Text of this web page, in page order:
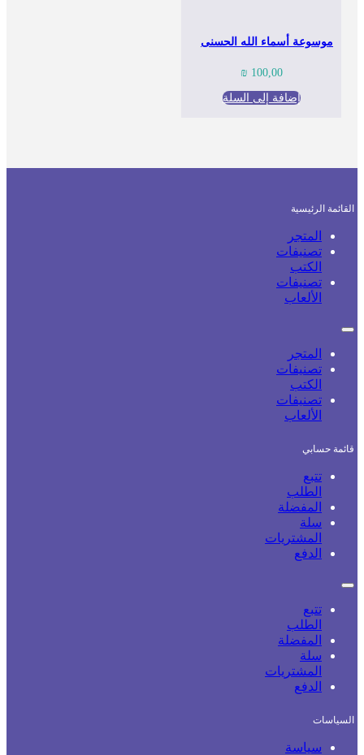
موسوعة أسماء الله الحسنى
100,00
₪
إضافة إلى السلة
القائمة الرئيسية
المتجر
تصنيفات
الكتب
تصنيفات
الألعاب
المتجر
تصنيفات
الكتب
تصنيفات
الألعاب
قائمة حسابي
تتبع
الطلب
المفضلة
سلة
المشتريات
الدفع
تتبع
الطلب
المفضلة
سلة
المشتريات
الدفع
السياسات
سياسة